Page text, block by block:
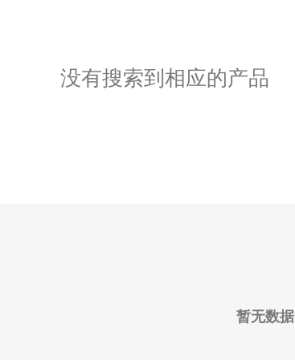
没有搜索到相应的产品
暂无数据